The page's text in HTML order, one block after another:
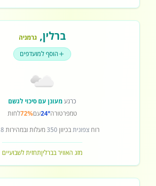
ברלין, גרמניה
הוסף למועדפים
כרגעמעונן עם סיכוי לגשם
טמפרטורה24°עם72%לחות
רוחצפוניתבכיוון350מעלות ובמהירות8
מזג האוויר בברליןתחזית לשבועיים